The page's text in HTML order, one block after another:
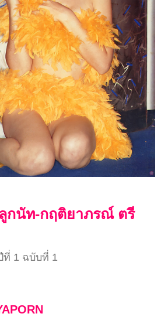
กนัท-กฤติยาภรณ์ ตรี
ที่ 1 ฉบับที่ 1